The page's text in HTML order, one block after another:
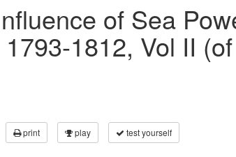
of Sea
1812, Vol II
print play test yourself